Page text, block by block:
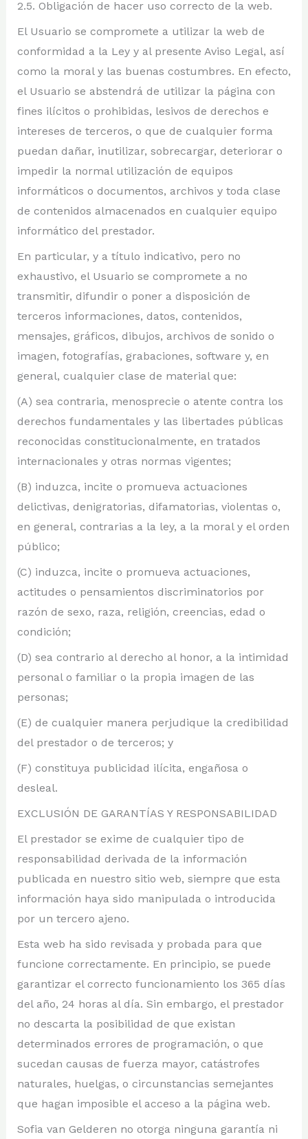
2.5. Obligación de hacer uso correcto de la web.
El Usuario se compromete a utilizar la web de
conformidad a la Ley y al presente Aviso Legal, así
como la moral y las buenas costumbres. En efecto,
el Usuario se abstendrá de utilizar la página con
fines ilícitos o prohibidas, lesivos de derechos e
intereses de terceros, o que de cualquier forma
puedan dañar, inutilizar, sobrecargar, deteriorar o
impedir la normal utilización de equipos
informáticos o documentos, archivos y toda clase
de contenidos almacenados en cualquier equipo
informático del prestador.
En particular, y a título indicativo, pero no
exhaustivo, el Usuario se compromete a no
transmitir, difundir o poner a disposición de
terceros informaciones, datos, contenidos,
mensajes, gráficos, dibujos, archivos de sonido o
imagen, fotografías, grabaciones, software y, en
general, cualquier clase de material que:
(A) sea contraria, menosprecie o atente contra los
derechos fundamentales y las libertades públicas
reconocidas constitucionalmente, en tratados
internacionales y otras normas vigentes;
(B) induzca, incite o promueva actuaciones
delictivas, denigratorias, difamatorias, violentas o,
en general, contrarias a la ley, a la moral y el orden
público;
(C) induzca, incite o promueva actuaciones,
actitudes o pensamientos discriminatorios por
razón de sexo, raza, religión, creencias, edad o
condición;
(D) sea contrario al derecho al honor, a la intimidad
personal o familiar o la propia imagen de las
personas;
(E) de cualquier manera perjudique la credibilidad
del prestador o de terceros; y
(F) constituya publicidad ilícita, engañosa o
desleal.
EXCLUSIÓN DE GARANTÍAS Y RESPONSABILIDAD
El prestador se exime de cualquier tipo de
responsabilidad derivada de la información
publicada en nuestro sitio web, siempre que esta
información haya sido manipulada o introducida
por un tercero ajeno.
Esta web ha sido revisada y probada para que
funcione correctamente. En principio, se puede
garantizar el correcto funcionamiento los 365 días
del año, 24 horas al día. Sin embargo, el prestador
no descarta la posibilidad de que existan
determinados errores de programación, o que
sucedan causas de fuerza mayor, catástrofes
naturales, huelgas, o circunstancias semejantes
que hagan imposible el acceso a la página web.
Sofia van Gelderen no otorga ninguna garantía ni